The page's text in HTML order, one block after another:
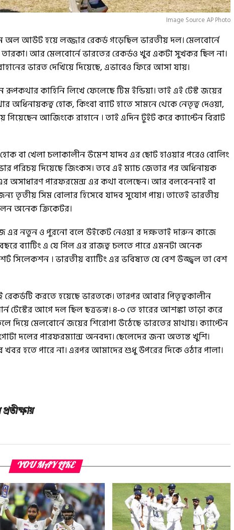
Image Source AP Photo
অল আউট হয়ে লজ্জার রেকর্ড গড়েছিল ভারতীয় দল। মেলবোর্নে
তারকা। আর মেলবোর্নে ভারতের রেকর্ডও খুব একটা সুখকর ছিল না।
ভারত দেখিয়ে দিয়েছে, এভাবেও ফিরে আসা যায়।
রূপকথার কাহিনি লিখে ফেলেছে টিম ইন্ডিয়া। তাই এই টেস্ট জয়ের
অধিনায়কত্ব হোক, কিংবা ব্যাট হাতে সামনে থেকে নেতৃত্ব দেওয়া,
গিয়েছেন আজিংকে রাহানে । তাই এদিন টুইট করে ক্যাপ্টেন বিরাট
বা খেলা চলাকালীন উমেশ যাদব এর ছোট হাওয়ার পরেও বোলিং
পরিচয় দিয়েছে জিংকস। তবে এই ম্যাচ জেতার পর অধিনায়ক
অসাধারণ পারফরমেন্স এর কথা বলেছেন। আর বলবেননাই বা
জন্য তৃতীয় সিম বোলার হিসেবে যাদব সুযোগ পায়। তাতেই ভারতীয়
অনেক ক্রিকেটর।
এর নতুন ও পুরনো বলে উইকেট নেওয়া র দক্ষতাই দারুন কাজে
ব্যাটিং এ যে গিল এর রাজত্ব চলতে পারে এমনটা অনেক
সিলেকশন । ভারতীয় ব্যাটিং এর ভবিষ্যত যে বেশ উজ্জ্বল তা বেশ
রেকর্ডটি করতে হয়েছে ভারতকে। তারপর আবার পিতৃত্বকালীন
টেস্টের আগে দল ছিল ছত্রভঙ্গ। ৪-০ তে হারের আশঙ্কা তাড়া করে
দিয়ে মেলবোর্নে জয়ের শিরোপা উঠেছে ভারতের মাথায়। ক্যাপ্টেন
দলের পারফরম্যান্স অনবদ্য। ছেলেদের জন্য অত্যন্ত খুশি।
খবর হতে পারে না। এরপর আমাদের শুধু উপরের দিকে ওঠার পালা।
YOU MAY LIKE